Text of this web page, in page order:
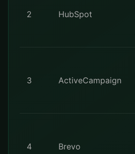
2 HubSpot
3 ActiveCampaign
4 Brevo